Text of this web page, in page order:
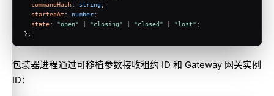
commandHash: string ;
startedAt : number;
state: "open" | "closing" | "closed" | "lost" ;
};
包装器进程通过可移植参数接收租约 ID 和 Gateway 网关实例
ID：